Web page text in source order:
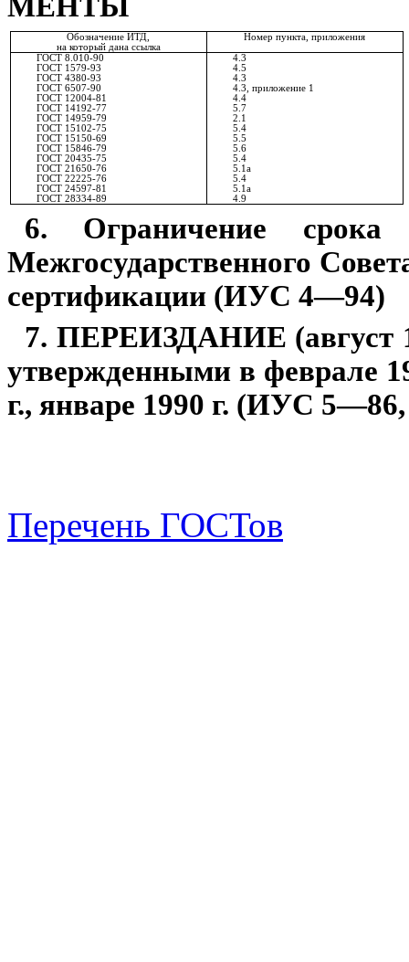
Обозначение ИТД,
на который дана ссылка
Номер пункта, приложения
ГОСТ 8.010-90
4.3
ГОСТ 1579-93
4.5
ГОСТ 4380-93
4.3
ГОСТ 6507-90
4.3, приложение 1
ГОСТ 12004-81
4.4
ГОСТ 14192-77
5.7
ГОСТ 14959-79
2.1
ГОСТ 15102-75
5.4
ГОСТ 15150-69
5.5
ГОСТ 15846-79
5.6
ГОСТ 20435-75
5.4
ГОСТ 21650-76
5.1а
ГОСТ 22225-76
5.4
ГОСТ 24597-81
5.1а
ГОСТ 28334-89
4.9
6. Ограничение
Межгосудар­ственного
сертификации (ИУС 4—94)
7. ПЕРЕИЗДАНИЕ (август
утвержденными в феврале
г., январе 1990 г. (ИУС
Перечень ГОСТов